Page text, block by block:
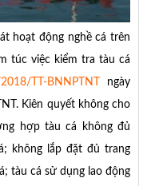
hoạt động nghề cá trên
túc việc kiểm tra tàu cá
TT-BNNPTNT ngày
Kiên quyết không cho
hợp tàu cá không đủ
không lắp đặt đủ trang
tàu cá sử dụng lao động